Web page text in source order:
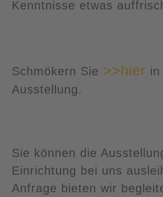
Kenntnisse etwas
Schmökern Sie >>hier in
Ausstellung.
Sie können die
Einrichtung bei uns
Anfrage bieten wir